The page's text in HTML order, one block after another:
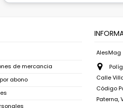
de mercancia
abono
AlesMag
Calle
Código
Paterna,